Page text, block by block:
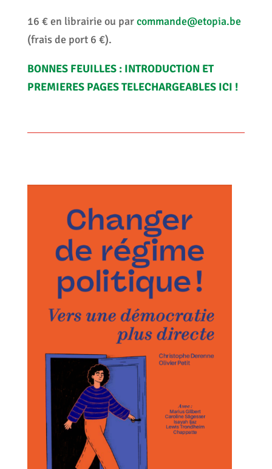
16 € en librairie ou parcommande@etopia.be
(frais de port 6 €).
BONNES FEUILLES : INTRODUCTION ET
PREMIERES PAGES TELECHARGEABLES ICI !